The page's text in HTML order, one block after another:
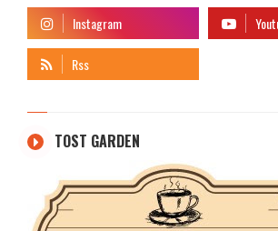
TOST GARDEN